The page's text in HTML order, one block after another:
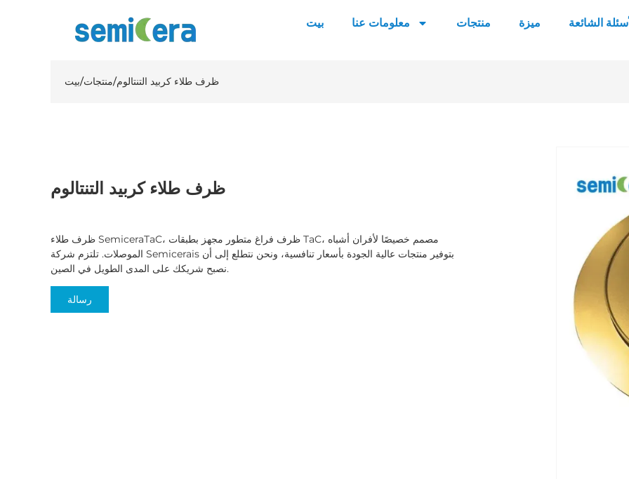
بيت معلومات عنا منتجات ميزة الشائعة
بيت/منتجات/ظرف طلاء كربيد التنتالوم
ظرف طلاء كربيد التنتالوم
ظرف طلاء SemiceraTaC، ظرف فراغ متطور مجهز بطبقات TaC، مصمم خصيصًا لأفران أشباه
الموصلات. تلتزم شركة Semicerais بتوفير منتجات عالية الجودة بأسعار تنافسية، ونحن نتطلع إلى أن
نصبح شريكك على المدى الطويل في الصين.
رسالة